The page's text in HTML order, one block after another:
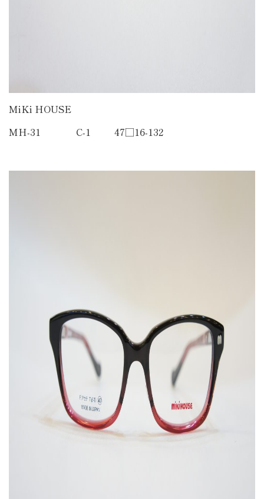
MiKi HOUSE
MH-31 C-1 47□16-132